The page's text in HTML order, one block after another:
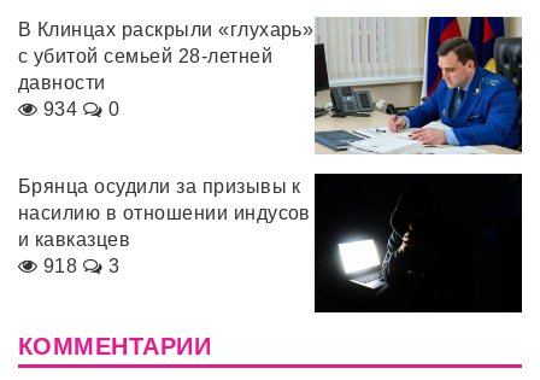
В Клинцах раскрыли «глухарь»
с убитой семьей 28-летней
давности
934
0
Брянца осудили за призывы к
насилию в отношении индусов
и кавказцев
918
3
КОММЕНТАРИИ